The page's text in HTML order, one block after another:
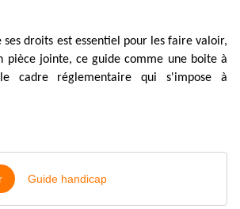
ses droits est essentiel pour les faire valoir,
pièce jointe, ce guide comme une boite à
cadre réglementaire qui s'impose à
Guide handicap